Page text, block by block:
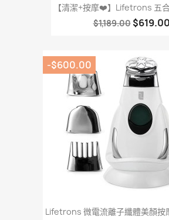
【清潔+按摩❤️】Lifetrons 五
$1,189.00 $619.00
Lifetrons 微電流離子纖體美顏按
-$600.00